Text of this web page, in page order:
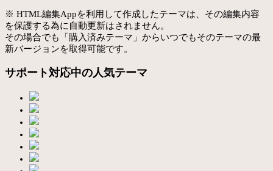
※ HTML編集Appを利用して作成したテーマは、その編集内容
を保護する為に自動更新はされません。
その場合でも「購入済みテーマ」からいつでもそのテーマの最
新バージョンを取得可能です。
サポート対応中の人気テーマ